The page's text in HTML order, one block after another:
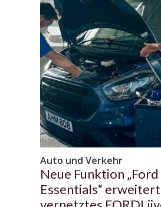
Auto und Verkehr
Neue Funktion
Essentials“ erweitert